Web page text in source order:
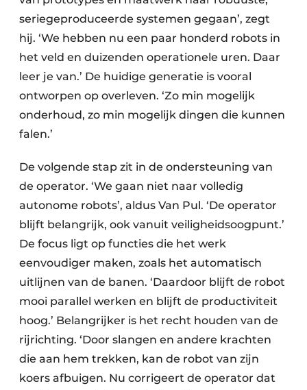
seriegeproduceerde systemen gegaan’, zegt
hij. ‘We hebben nu een paar honderd robots in
het veld en duizenden operationele uren. Daar
leer je van.’ De huidige generatie is vooral
ontworpen op overleven. ‘Zo min mogelijk
onderhoud, zo min mogelijk dingen die kunnen
falen.’
De volgende stap zit in de ondersteuning van
de operator. ‘We gaan niet naar volledig
autonome robots’, aldus Van Pul. ‘De operator
blijft belangrijk, ook vanuit veiligheidsoogpunt.’
De focus ligt op functies die het werk
eenvoudiger maken, zoals het automatisch
uitlijnen van de banen. ‘Daardoor blijft de robot
mooi parallel werken en blijft de productiviteit
hoog.’ Belangrijker is het recht houden van de
rijrichting. ‘Door slangen en andere krachten
die aan hem trekken, kan de robot van zijn
koers afbuigen. Nu corrigeert de operator dat